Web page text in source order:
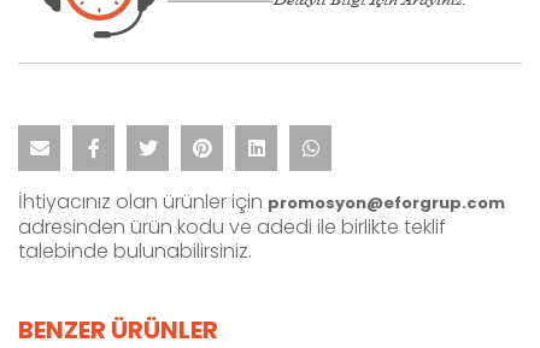
İhtiyacınız olan ürünler için promosyon@eforgrup.com
adresinden ürün kodu ve adedi ile birlikte teklif
talebinde bulunabilirsiniz.
BENZER ÜRÜNLER